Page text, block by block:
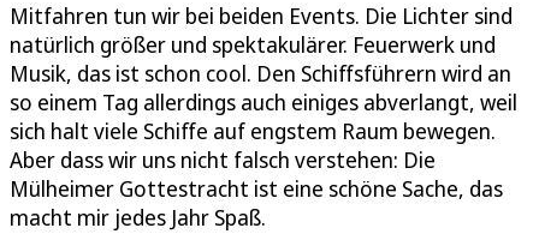
Mitfahren tun wir bei beiden Events. Die Lichter sind
natürlich größer und spektakulärer. Feuerwerk und
Musik, das ist schon cool. Den Schiffsführern wird an
so einem Tag allerdings auch einiges abverlangt, weil
sich halt viele Schiffe auf engstem Raum bewegen.
Aber dass wir uns nicht falsch verstehen: Die
Mülheimer Gottestracht ist eine schöne Sache, das
macht mir jedes Jahr Spaß.